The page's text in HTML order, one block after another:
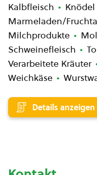
Kalbfleisch
Knödel
Marmeladen/
Milchprodukte
Schweinefleisch
Verarbeitete Kräuter
Weichkäse
Details anzeigen